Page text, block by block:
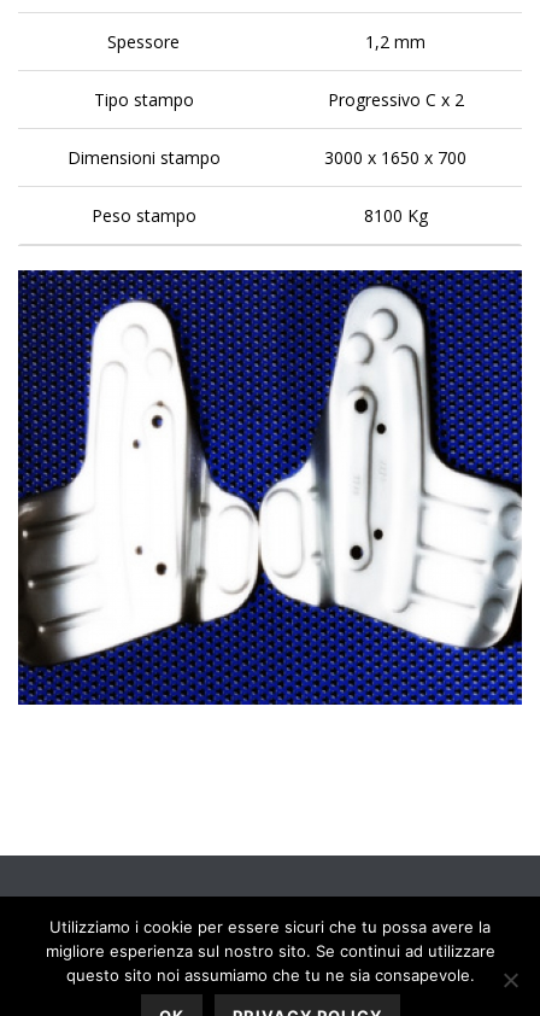
Spessore 1,2 mm
Tipo stampo Progressivo C x 2
Dimensioni stampo 3000 x 1650 x 700
Peso stampo 8100 Kg
Privacy policy
Utilizziamo i cookie per essere sicuri che tu possa avere la
migliore esperienza sul nostro sito. Se continui ad utilizzare
questo sito noi assumiamo che tu ne sia consapevole.